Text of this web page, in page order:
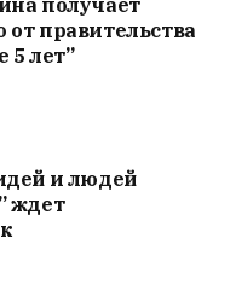
правительства
5 лет”
и людей
ждет